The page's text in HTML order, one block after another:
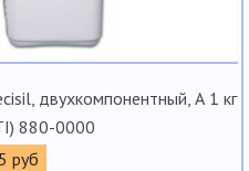
двухкомпонентный, А 1 кг
880-0000
руб